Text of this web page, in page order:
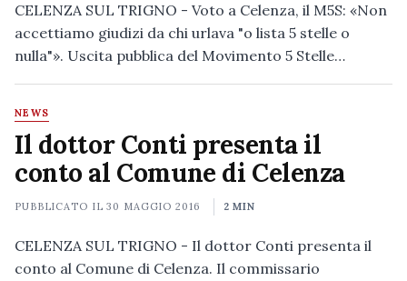
CELENZA SUL TRIGNO - Voto a Celenza, il M5S: «Non
accettiamo giudizi da chi urlava "o lista 5 stelle o
nulla"». Uscita pubblica del Movimento 5 Stelle…
NEWS
Il dottor Conti presenta il
conto al Comune di Celenza
PUBBLICATO IL30 MAGGIO 2016 2 MIN
CELENZA SUL TRIGNO - Il dottor Conti presenta il
conto al Comune di Celenza. Il commissario